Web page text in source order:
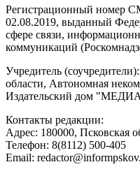
Регистрационный номер
02.08.2019, выданный
сфере связи,
коммуникаций
Учредитель
области, Автономная
Издательский дом
Контакты редакции:
Адреc: 180000, Псковская
Телефон: 8(8112) 500-405
Email: